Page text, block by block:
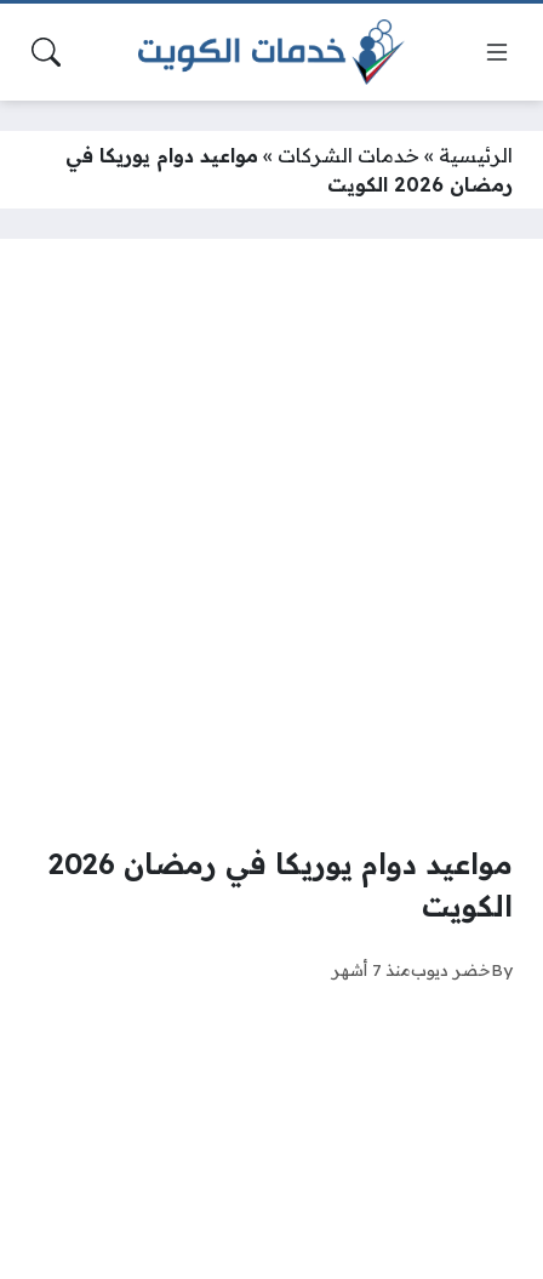
الرئيسية » خدمات الشركات » مواعيد دوام يوريكا في
رمضان 2026 الكويت
مواعيد دوام يوريكا في رمضان 2026
الكويت
Byخضر ديوبمنذ 7 أشهر